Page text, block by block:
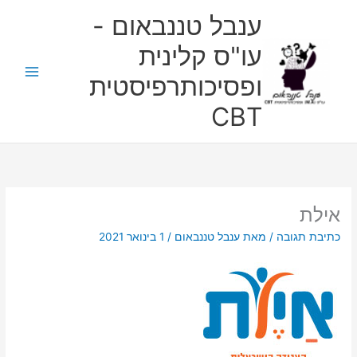
ענבל טננבאום -
עו"ס קלינית
ופסיכותרפיסטית
CBT
אילת
כתיבת תגובה / מאתענבל טננבאום/ 1 בינואר 2021